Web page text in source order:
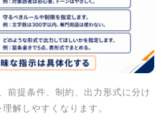
前提条件、制約、出力形式に分け
解しやすくなります。